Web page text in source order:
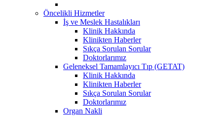
Öncelikli Hizmetler
İş ve Meslek Hastalıkları
Klinik Hakkında
Klinikten Haberler
Sıkça Sorulan Sorular
Doktorlarımız
Geleneksel Tamamlayıcı Tıp (GETAT)
Klinik Hakkında
Klinikten Haberler
Sıkça Sorulan Sorular
Doktorlarımız
Organ Nakli